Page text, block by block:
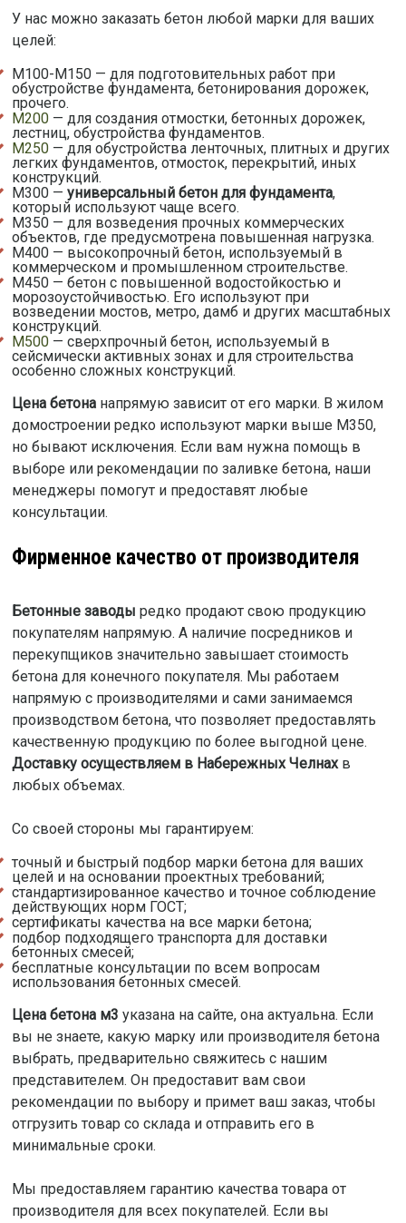
У нас можно заказать бетон любой марки для ваших
целей:
М100-М150 — для подготовительных работ при
обустройстве фундамента, бетонирования дорожек,
прочего.
М200— для создания отмостки, бетонных дорожек,
лестниц, обустройства фундаментов.
М250— для обустройства ленточных, плитных и других
легких фундаментов, отмосток, перекрытий, иных
конструкций.
М300 — универсальный бетон для фундамента,
который используют чаще всего.
М350 — для возведения прочных коммерческих
объектов, где предусмотрена повышенная нагрузка.
М400 — высокопрочный бетон, используемый в
коммерческом и промышленном строительстве.
М450 — бетон с повышенной водостойкостью и
морозоустойчивостью. Его используют при
возведении мостов, метро, дамб и других масштабных
конструкций.
М500— сверхпрочный бетон, используемый в
сейсмически активных зонах и для строительства
особенно сложных конструкций.
Цена бетонанапрямую зависит от его марки. В жилом
домостроении редко используют марки выше М350,
но бывают исключения. Если вам нужна помощь в
выборе или рекомендации по заливке бетона, наши
менеджеры помогут и предоставят любые
консультации.
Фирменное качество от производителя
Бетонные заводы редко продают свою продукцию
покупателям напрямую. А наличие посредников и
перекупщиков значительно завышает стоимость
бетона для конечного покупателя. Мы работаем
напрямую с производителями и сами занимаемся
производством бетона, что позволяет предоставлять
качественную продукцию по более выгодной цене.
Доставку осуществляем в Набережных Челнахв
любых объемах.
Со своей стороны мы гарантируем:
точный и быстрый подбор марки бетона для ваших
целей и на основании проектных требований;
стандартизированное качество и точное соблюдение
действующих норм ГОСТ;
сертификаты качества на все марки бетона;
подбор подходящего транспорта для доставки
бетонных смесей;
бесплатные консультации по всем вопросам
использования бетонных смесей.
Цена бетона м3 указана на сайте, она актуальна. Если
вы не знаете, какую марку или производителя бетона
выбрать, предварительно свяжитесь с нашим
представителем. Он предоставит вам свои
рекомендации по выбору и примет ваш заказ, чтобы
отгрузить товар со склада и отправить его в
минимальные сроки.
Мы предоставляем гарантию качества товара от
производителя для всех покупателей. Если вы